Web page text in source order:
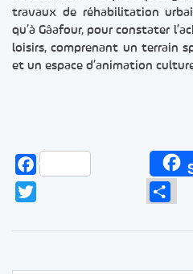
travaux de réhabilitation
qu’à Gâafour, pour constater
loisirs, comprenant un terrain
et un espace d’animation
Facebook